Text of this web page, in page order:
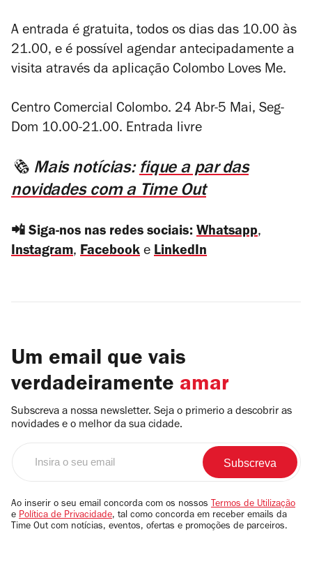
A entrada é gratuita, todos os dias das 10.00 às
21.00, e é possível agendar antecipadamente a
visita através da aplicação Colombo Loves Me.
Centro Comercial Colombo. 24 Abr-5 Mai, Seg-
Dom 10.00-21.00. Entrada livre
🗞️ Mais notícias:fique a par das
novidades com a Time Out
📲 Siga-nos nas redes sociais: Whatsapp,
Instagram, Facebook e LinkedIn
Um email que vais
verdadeiramente amar
Subscreva a nossa newsletter. Seja o primerio a descobrir as
novidades e o melhor da sua cidade.
email
Ao inserir o seu email concorda com os nossos Termos de Utilização
e Política de Privacidade, tal como concorda em receber emails da
Time Out com notícias, eventos, ofertas e promoções de parceiros.